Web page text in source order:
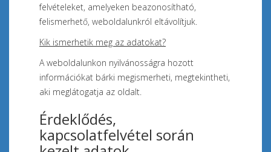
felvételeket, amelyeken beazonosítható,
felismerhető, weboldalunkról eltávolítjuk.
Kik ismerhetik meg az adatokat?
A weboldalunkon nyilvánosságra hozott
információkat bárki megismerheti, megtekintheti,
aki meglátogatja az oldalt.
Érdeklődés,
kapcsolatfelvétel során